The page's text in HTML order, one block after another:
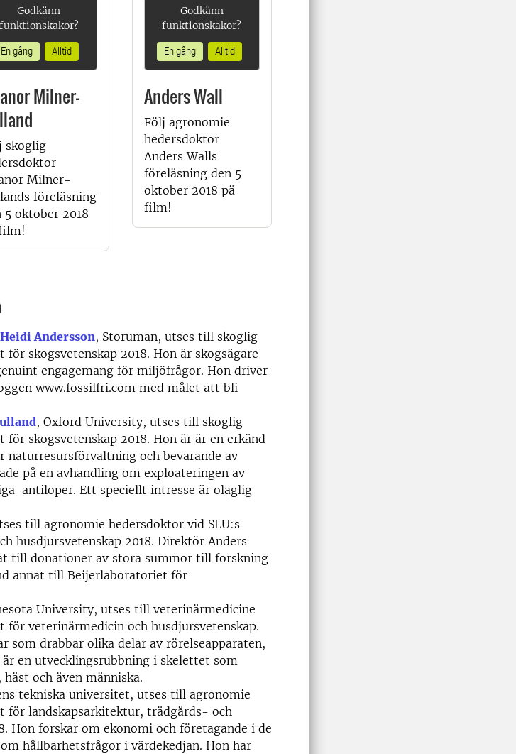
Godkänn
funktionskakor?
En gång
Alltid
Milner-
skoglig
Milner-
föreläsning
5 oktober 2018
Godkänn
funktionskakor?
En gång
Alltid
Anders Wall
Följ agronomie
hedersdoktor
Anders Walls
föreläsning den 5
oktober 2018 på
film!
Andersson, Storuman, utses till skoglig
skogsvetenskap 2018. Hon är skogsägare
engagemang för miljöfrågor. Hon driver
www.fossilfri.com med målet att bli
, Oxford University, utses till skoglig
skogsvetenskap 2018. Hon är är en erkänd
och bevarande av
på en avhandling om exploateringen av
antiloper. Ett speciellt intresse är olaglig
till agronomie hedersdoktor vid SLU:s
husdjursvetenskap 2018. Direktör Anders
till donationer av stora summor till forskning
annat till Beijerlaboratoriet för
University, utses till veterinärmedicine
för veterinärmedicin och husdjursvetenskap.
som drabbar olika delar av rörelseapparaten,
en utvecklingsrubbning i skelettet som
och även människa.
tekniska universitet, utses till agronomie
för landskapsarkitektur, trädgårds- och
Hon forskar om ekonomi och företagande i de
hållbarhetsfrågor i värdekedjan. Hon har